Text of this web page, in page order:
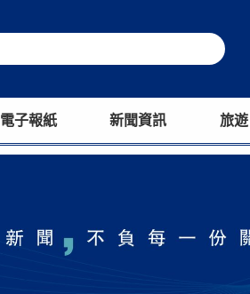
電子報紙 新聞資訊 旅遊